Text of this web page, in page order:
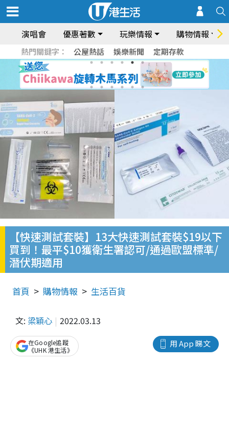
演唱會 優惠著數 玩樂情報 購物情報
熱門關鍵字： 公屋熱話 娛樂新聞 定期存款
【快速測試套裝】13大快速測試套裝$19以下
買到！最平$10獲衛生署認可/通過歐盟標準/
潛伏期適用
首頁 購物情報 生活百貨
文: 梁穎心 2022.03.13
用 App 睇文
在Google追蹤
《UHK 港生活》